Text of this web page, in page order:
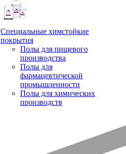
Специальные химстойкие
покрытия
Полы для пищевого
производства
Полы для
фармацевтической
промышленности
Полы для химических
производств